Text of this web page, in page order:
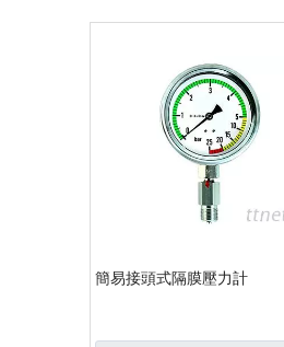
簡易接頭式隔膜壓力計